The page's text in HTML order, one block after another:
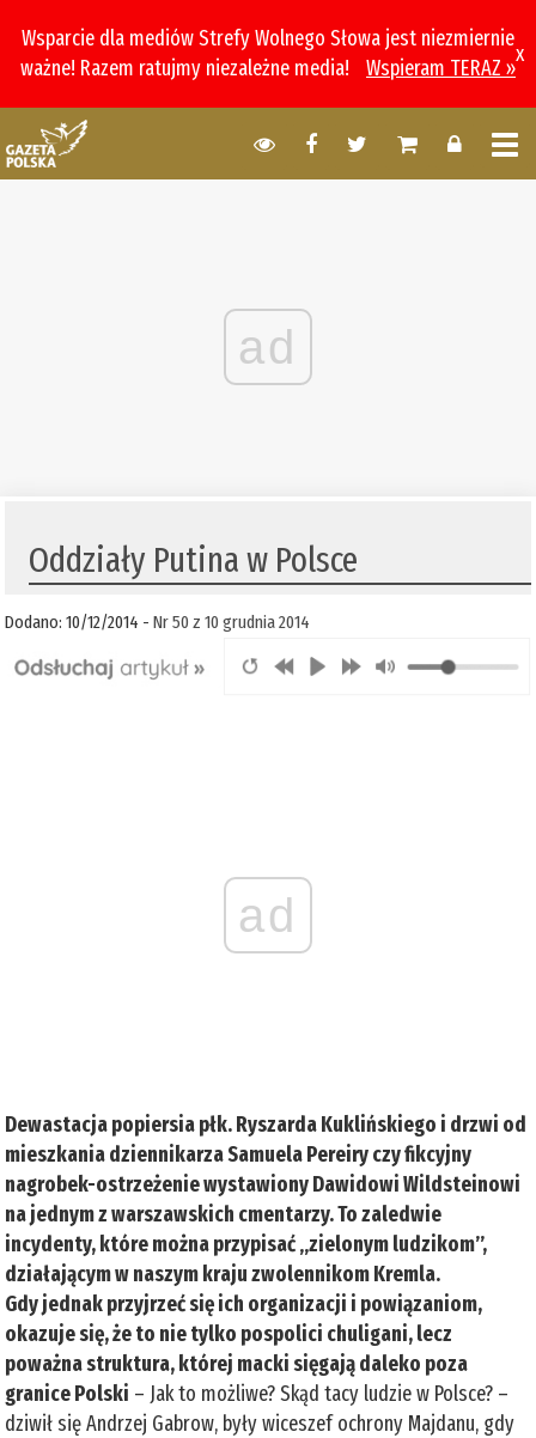
Wsparcie dla mediów Strefy Wolnego Słowa jest niezmiernie
ważne! Razem ratujmy niezależne media!
Wspieram TERAZ »
x
ad
Oddziały Putina w Polsce
Dodano: 10/12/2014 -Nr 50 z 10 grudnia 2014
ad
Dewastacja popiersia płk. Ryszarda Kuklińskiego i drzwi od
mieszkania dziennikarza Samuela Pereiry czy fikcyjny
nagrobek-ostrzeżenie wystawiony Dawidowi Wildsteinowi
na jednym z warszawskich cmentarzy. To zaledwie
incydenty, które można przypisać „zielonym ludzikom”,
działającym w naszym kraju zwolennikom Kremla.
Gdy jednak przyjrzeć się ich organizacji i powiązaniom,
okazuje się, że to nie tylko pospolici chuligani, lecz
poważna struktura, której macki sięgają daleko poza
granice Polski – Jak to możliwe? Skąd tacy ludzie w Polsce? –
dziwił się Andrzej Gabrow, były wiceszef ochrony Majdanu, gdy